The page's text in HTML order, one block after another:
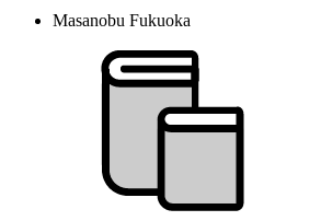
Masanobu Fukuoka